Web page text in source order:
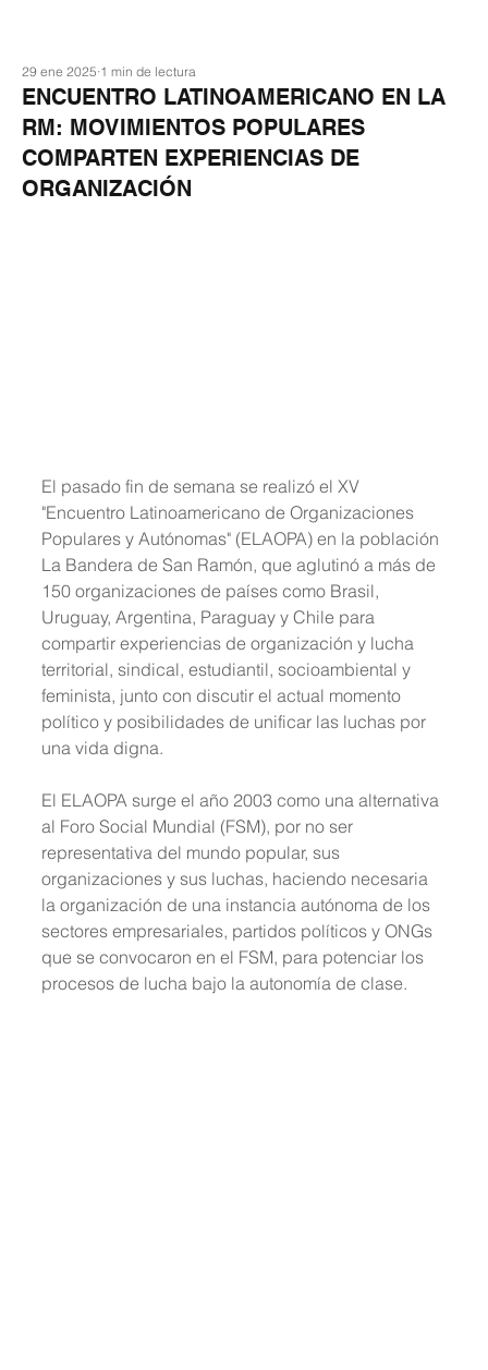
ENCUENTRO LATINOAMERICANO EN LA
RM: MOVIMIENTOS POPULARES
COMPARTEN EXPERIENCIAS DE
ORGANIZACIÓN
29 ene 2025 1 min de lectura
El pasado fin de semana se realizó el XV
"Encuentro Latinoamericano de Organizaciones
Populares y Autónomas" (ELAOPA) en la población
La Bandera de San Ramón, que aglutinó a más de
150 organizaciones de países como Brasil,
Uruguay, Argentina, Paraguay y Chile para
compartir experiencias de organización y lucha
territorial, sindical, estudiantil, socioambiental y
feminista, junto con discutir el actual momento
político y posibilidades de unificar las luchas por
una vida digna.
El ELAOPA surge el año 2003 como una alternativa
al Foro Social Mundial (FSM), por no ser
representativa del mundo popular, sus
organizaciones y sus luchas, haciendo necesaria
la organización de una instancia autónoma de los
sectores empresariales, partidos políticos y ONGs
que se convocaron en el FSM, para potenciar los
procesos de lucha bajo la autonomía de clase.